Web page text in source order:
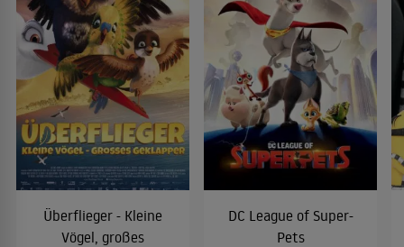
Überflieger - Kleine
Vögel, großes
DC League of Super-
Pets